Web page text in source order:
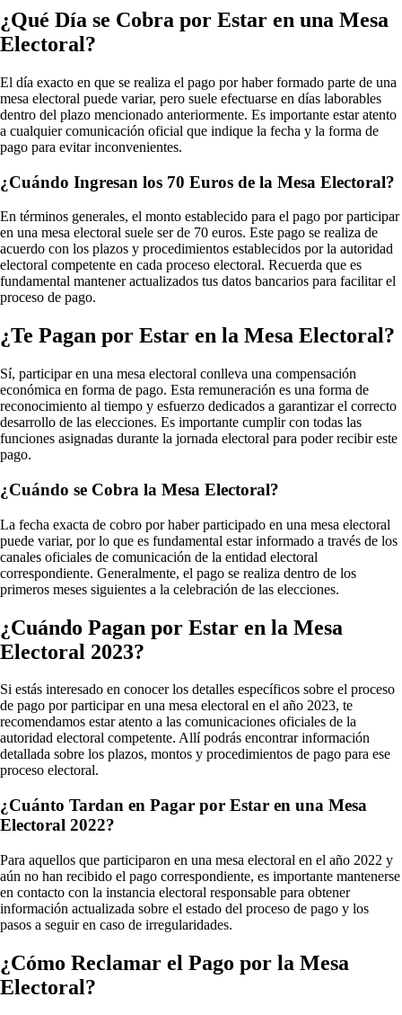
¿Qué Día se Cobra por Estar en una Mesa
Electoral?
El día exacto en que se realiza el pago por haber formado parte de una
mesa electoral puede variar, pero suele efectuarse en días laborables
dentro del plazo mencionado anteriormente. Es importante estar atento
a cualquier comunicación oficial que indique la fecha y la forma de
pago para evitar inconvenientes.
¿Cuándo Ingresan los 70 Euros de la Mesa Electoral?
En términos generales, el monto establecido para el pago por participar
en una mesa electoral suele ser de 70 euros. Este pago se realiza de
acuerdo con los plazos y procedimientos establecidos por la autoridad
electoral competente en cada proceso electoral. Recuerda que es
fundamental mantener actualizados tus datos bancarios para facilitar el
proceso de pago.
¿Te Pagan por Estar en la Mesa Electoral?
Sí, participar en una mesa electoral conlleva una compensación
económica en forma de pago. Esta remuneración es una forma de
reconocimiento al tiempo y esfuerzo dedicados a garantizar el correcto
desarrollo de las elecciones. Es importante cumplir con todas las
funciones asignadas durante la jornada electoral para poder recibir este
pago.
¿Cuándo se Cobra la Mesa Electoral?
La fecha exacta de cobro por haber participado en una mesa electoral
puede variar, por lo que es fundamental estar informado a través de los
canales oficiales de comunicación de la entidad electoral
correspondiente. Generalmente, el pago se realiza dentro de los
primeros meses siguientes a la celebración de las elecciones.
¿Cuándo Pagan por Estar en la Mesa
Electoral 2023?
Si estás interesado en conocer los detalles específicos sobre el proceso
de pago por participar en una mesa electoral en el año 2023, te
recomendamos estar atento a las comunicaciones oficiales de la
autoridad electoral competente. Allí podrás encontrar información
detallada sobre los plazos, montos y procedimientos de pago para ese
proceso electoral.
¿Cuánto Tardan en Pagar por Estar en una Mesa
Electoral 2022?
Para aquellos que participaron en una mesa electoral en el año 2022 y
aún no han recibido el pago correspondiente, es importante mantenerse
en contacto con la instancia electoral responsable para obtener
información actualizada sobre el estado del proceso de pago y los
pasos a seguir en caso de irregularidades.
¿Cómo Reclamar el Pago por la Mesa
Electoral?